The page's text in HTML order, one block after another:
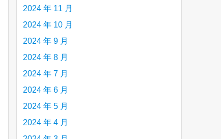
2024 年 11 月
2024 年 10 月
2024 年 9 月
2024 年 8 月
2024 年 7 月
2024 年 6 月
2024 年 5 月
2024 年 4 月